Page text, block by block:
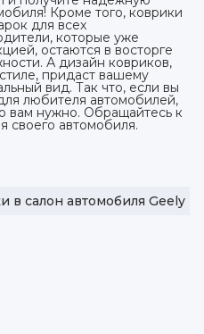
Кроме того, коврики
для всех
которые уже
остаются в восторге
А дизайн ковриков,
придаст вашему
вид. Так что, если вы
любителя автомобилей,
вам нужно. Обращайтесь к
своего автомобиля.
в салон автомобиля Geely